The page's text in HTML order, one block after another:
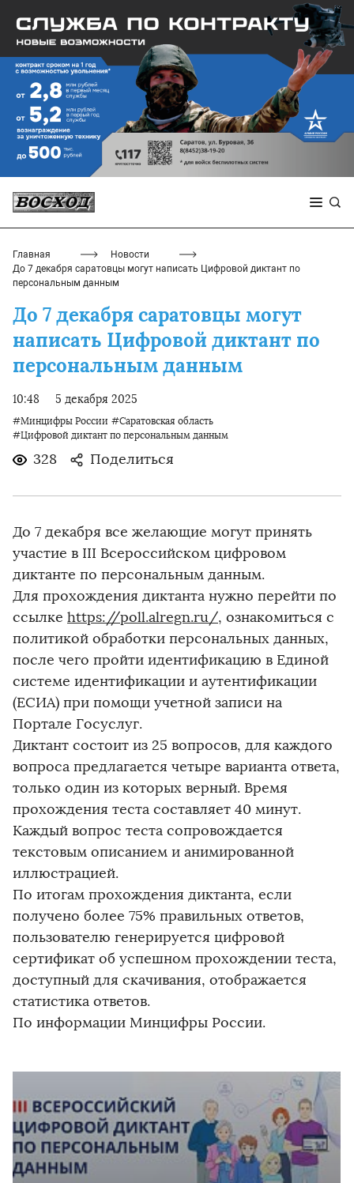
Главная
Новости
До 7 декабря саратовцы могут написать Цифровой диктант по
персональным данным
До 7 декабря саратовцы могут
написать Цифровой диктант по
персональным данным
10:48 5 декабря 2025
#Минцифры России #Саратовская область
#Цифровой диктант по персональным данным
328 Поделиться
До 7 декабря все желающие могут принять
участие в III Всероссийском цифровом
диктанте по персональным данным.
Для прохождения диктанта нужно перейти по
ссылке https://poll.alregn.ru/, ознакомиться с
политикой обработки персональных данных,
после чего пройти идентификацию в Единой
системе идентификации и аутентификации
(ЕСИА) при помощи учетной записи на
Портале Госуслуг.
Диктант состоит из 25 вопросов, для каждого
вопроса предлагается четыре варианта ответа,
только один из которых верный. Время
прохождения теста составляет 40 минут.
Каждый вопрос теста сопровождается
текстовым описанием и анимированной
иллюстрацией.
По итогам прохождения диктанта, если
получено более 75% правильных ответов,
пользователю генерируется цифровой
сертификат об успешном прохождении теста,
доступный для скачивания, отображается
статистика ответов.
По информации Минцифры России.